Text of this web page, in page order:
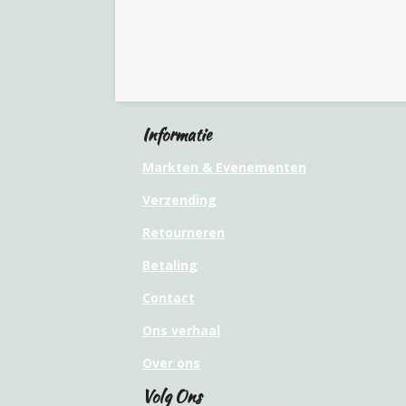
Informatie
Markten & Evenementen
Verzending
Retourneren
Betaling
Contact
Ons verhaal
Over ons
Volg Ons